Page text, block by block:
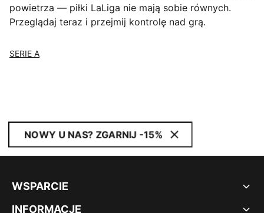
powietrza — piłki LaLiga nie mają sobie równych.
Przeglądaj teraz i przejmij kontrolę nad grą.
SERIE A
NOWY U NAS? ZGARNIJ -15%
WSPARCIE
INFORMACJE